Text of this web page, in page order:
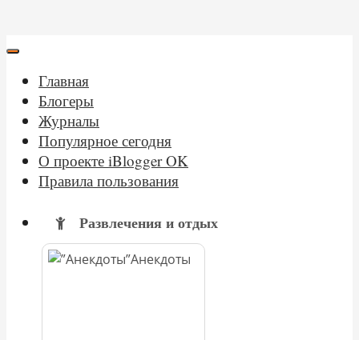
Главная
Блогеры
Журналы
Популярное сегодня
О проекте iBlogger OK
Правила пользования
Развлечения и отдых
Анекдоты